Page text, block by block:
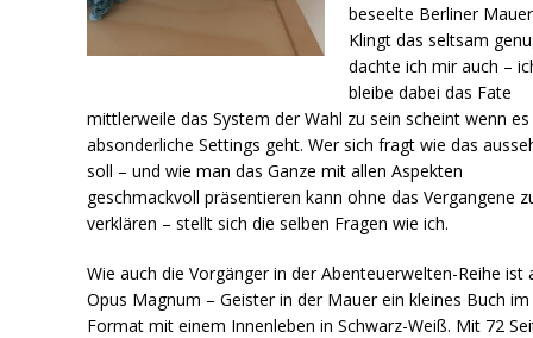
beseelte Berliner
Klingt das seltsam
dachte ich mir auch –
bleibe dabei das Fate
mittlerweile das System der Wahl zu sein scheint wenn
absonderliche Settings geht. Wer sich fragt wie das
soll – und wie man das Ganze mit allen Aspekten
geschmackvoll präsentieren kann ohne das Vergangene
verklären – stellt sich die selben Fragen wie ich.
Wie auch die Vorgänger in der Abenteuerwelten-Reihe ist
Opus Magnum – Geister in der Mauer ein kleines Buch im
Format mit einem Innenleben in Schwarz-Weiß. Mit 72